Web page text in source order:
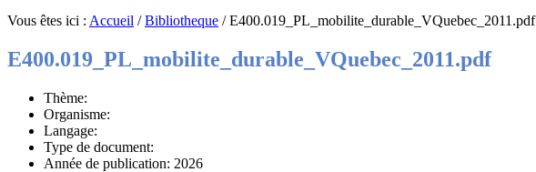
Vous êtes ici : Accueil /Bibliotheque /E400.019_PL_mobilite_durable_VQuebec_2011.pdf
E400.019_PL_mobilite_durable_VQuebec_2011.pdf
Thème:
Organisme:
Langage:
Type de document:
Année de publication: 2026